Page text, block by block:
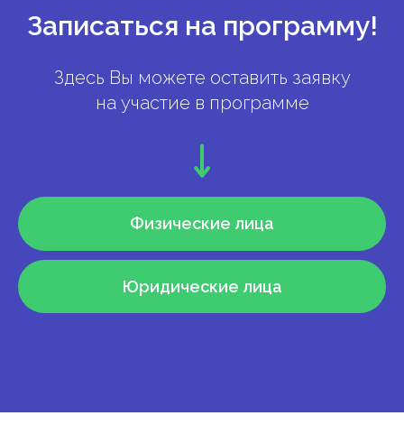
Записаться на программу!
Здесь Вы можете оставить заявку
на участие в программе
Физические лица
Юридические лица